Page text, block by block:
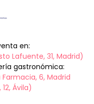
en:
Lafuente, 31, Madrid)
gastronómica:
6, Madrid
Ávila)